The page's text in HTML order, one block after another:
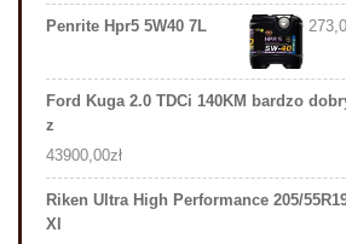
Penrite Hpr5 5W40 7L
Ford Kuga 2.0 TDCi 140KM bardzo
z
43900,00zł
Riken Ultra High Performance 205/
Xl